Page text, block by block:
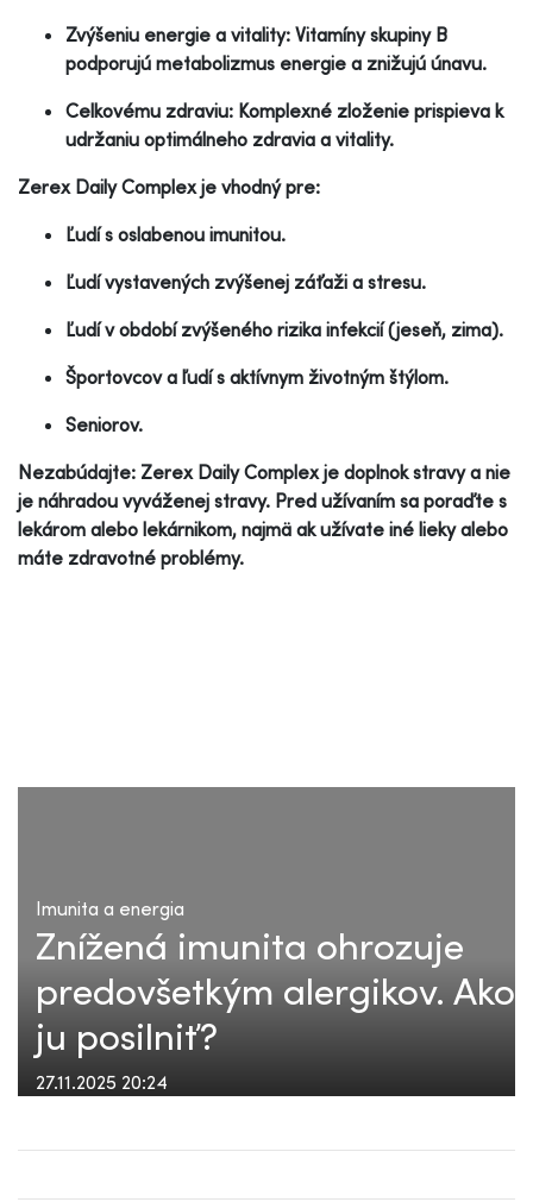
Zvýšeniu energie a vitality: Vitamíny skupiny B
podporujú metabolizmus energie a znižujú únavu.
Celkovému zdraviu: Komplexné zloženie prispieva k
udržaniu optimálneho zdravia a vitality.
Zerex Daily Complex je vhodný pre:
Ľudí s oslabenou imunitou.
Ľudí vystavených zvýšenej záťaži a stresu.
Ľudí v období zvýšeného rizika infekcií (jeseň, zima).
Športovcov a ľudí s aktívnym životným štýlom.
Seniorov.
Nezabúdajte: Zerex Daily Complex je doplnok stravy a nie
je náhradou vyváženej stravy. Pred užívaním sa poraďte s
lekárom alebo lekárnikom, najmä ak užívate iné lieky alebo
máte zdravotné problémy.
Imunita a energia
Znížená imunita ohrozuje
predovšetkým alergikov. Ako
ju posilniť?
27.11.2025 20:24